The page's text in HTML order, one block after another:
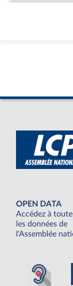
OPEN DATA
Accédez à
les données de
l'Assemblée